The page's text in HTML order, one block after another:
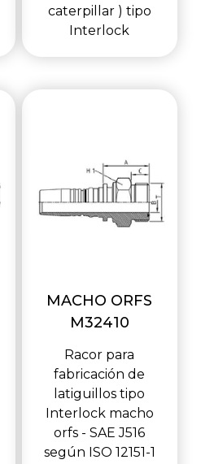
caterpillar ) tipo
Interlock
MACHO ORFS
M32410
Racor para
fabricación de
latiguillos tipo
Interlock macho
orfs - SAE J516
según ISO 12151-1